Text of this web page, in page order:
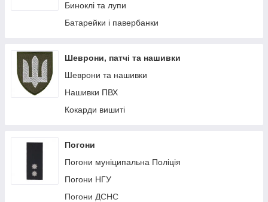
Підсумки тактичні
Плитоноски та чохли для бронежилету
Фляги
Биноклі та лупи
Батарейки і павербанки
Шеврони, патчі та нашивки
Шеврони та нашивки
Нашивки ПВХ
Кокарди вишиті
Погони
Погони муніципальна Поліція
Погони НГУ
Погони ДСНС